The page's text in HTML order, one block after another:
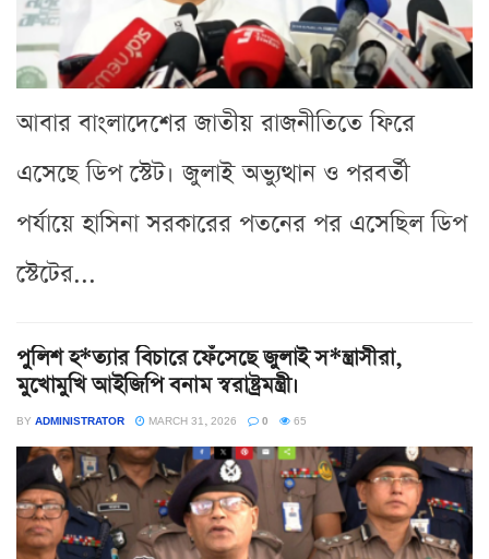
আবার বাংলাদেশের জাতীয় রাজনীতিতে ফিরে
এসেছে ডিপ স্টেট। জুলাই অভ্যুত্থান ও পরবর্তী
পর্যায়ে হাসিনা সরকারের পতনের পর এসেছিল ডিপ
স্টেটের...
পুলিশ হ*ত্যার বিচারে ফেঁসেছে জুলাই স*ন্ত্রাসীরা,
মুখোমুখি আইজিপি বনাম স্বরাষ্ট্রমন্ত্রী।
BY ADMINISTRATOR MARCH 31, 2026 0 65